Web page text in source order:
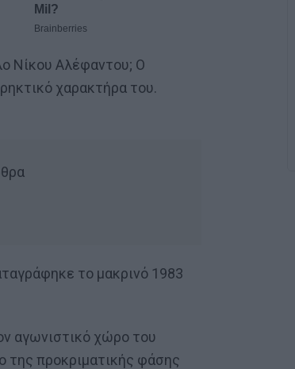
Νίκου Αλέφαντου; Ο
χαρακτήρα του.
το μακρινό 1983
αγωνιστικό χώρο του
της προκριματικής φάσης